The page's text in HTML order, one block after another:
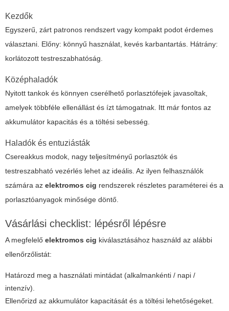
Kezdők
Egyszerű, zárt patronos rendszert vagy kompakt podot érdemes
választani. Előny: könnyű használat, kevés karbantartás. Hátrány:
korlátozott testreszabhatóság.
Középhaladók
Nyitott tankok és könnyen cserélhető porlasztófejek javasoltak,
amelyek többféle ellenállást és ízt támogatnak. Itt már fontos az
akkumulátor kapacitás és a töltési sebesség.
Haladók és entuziásták
Csereakkus modok, nagy teljesítményű porlasztók és
testreszabható vezérlés lehet az ideális. Az ilyen felhasználók
számára az elektromos cig rendszerek részletes paraméterei és a
porlasztóanyagok minősége döntő.
Vásárlási checklist: lépésről lépésre
A megfelelő elektromos cig kiválasztásához használd az alábbi
ellenőrzőlistát:
Határozd meg a használati mintádat (alkalmankénti / napi /
intenzív).
Ellenőrizd az akkumulátor kapacitását és a töltési lehetőségeket.